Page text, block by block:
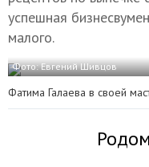
успешная
малого.
Фото: Евгений Шивцов
Фатима Галаева в своей